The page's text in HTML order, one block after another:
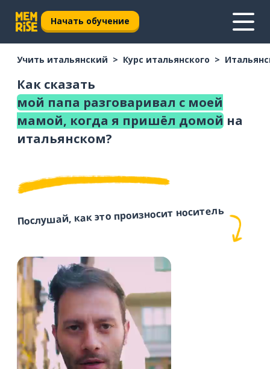
Начать обучение
Учить итальянский Курс итальянского
Как сказать
мой папа разговаривал с моей
мамой, когда я пришёл домой на
итальянском?
Послушай, как это произносит носитель